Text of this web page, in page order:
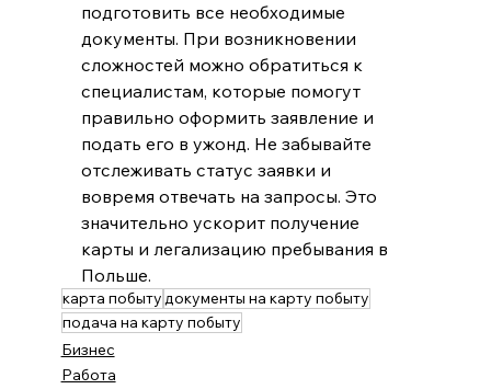
подготовить все необходимые
документы. При возникновении
сложностей можно обратиться к
специалистам, которые помогут
правильно оформить заявление и
подать его в ужонд. Не забывайте
отслеживать статус заявки и
вовремя отвечать на запросы. Это
значительно ускорит получение
карты и легализацию пребывания в
Польше.
карта побытудокументы на карту побыту
подача на карту побыту
Бизнес
Работа